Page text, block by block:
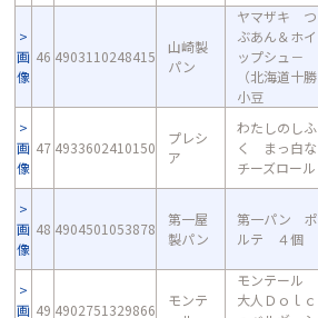
画
像
46 4903110248415
山崎製
パン
ヤマザキ つ
ぶあん＆ホイ
ップシュ－
（北海道十勝
小豆
画
像
47 4933602410150
プレシ
ア
わたしのしふ
く まっ白な
チーズロール
画
像
48 4904501053878
第一屋
製パン
第一パン ポ
ルテ ４個
画 49 4902751329866
モンテ
モンテール
大人Ｄｏｌｃ